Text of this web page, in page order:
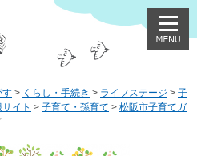
す > くらし・手続き > ライフステージ > 子
イト > 子育て・孫育て > 松阪市子育てガ